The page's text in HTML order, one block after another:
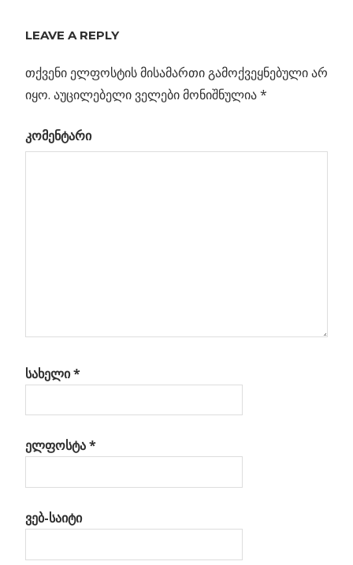
პოსტის
ნავიგაცია
Previous
Post:
მზე
LEAVE A REPLY
თქვენი ელფოსტის მისამართი გამოქვეყნებული არ
იყო. აუცილებელი ველები მონიშნულია*
კომენტარი
სახელი*
ელფოსტა*
ვებ-საიტი